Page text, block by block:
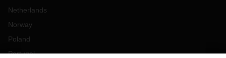
Netherlands
Norway
Poland
Portugal